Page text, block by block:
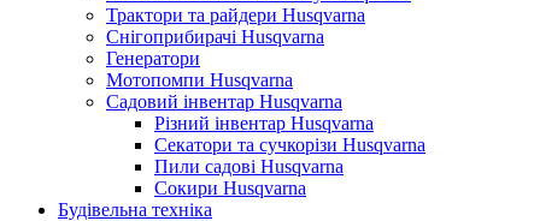
Трактори та райдери Husqvarna
Снігоприбирачі Husqvarna
Генератори
Мотопомпи Husqvarna
Садовий інвентар Husqvarna
Різний інвентар Husqvarna
Секатори та сучкорізи Husqvarna
Пили садові Husqvarna
Сокири Husqvarna
Будівельна техніка